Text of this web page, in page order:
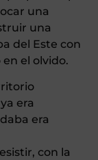
una
una
del Este con
el olvido.
era
era
con la